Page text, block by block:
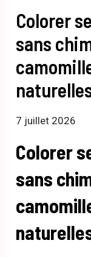
Colorer
sans
7 juillet 2026
Colorer
sans